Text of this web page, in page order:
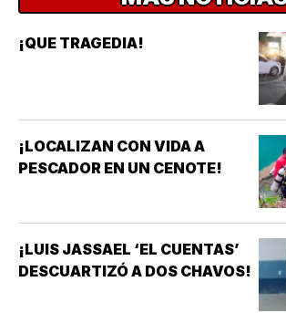
¡QUE TRAGEDIA!
¡LOCALIZAN CON VIDA A
PESCADOR EN UN CENOTE!
¡LUIS JASSAEL ‘EL CUENTAS’
DESCUARTIZÓ A DOS CHAVOS!